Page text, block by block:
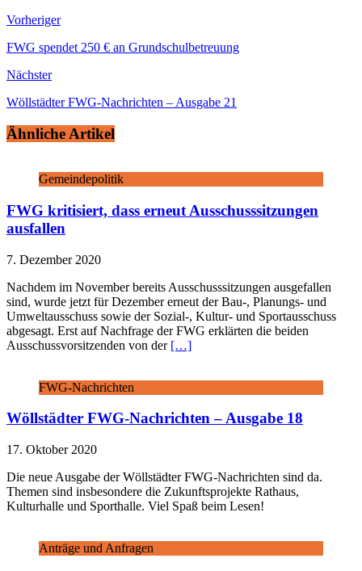
Vorheriger
FWG spendet 250 € an Grundschulbetreuung
Nächster
Wöllstädter FWG-Nachrichten – Ausgabe 21
Ähnliche Artikel
Gemeindepolitik
FWG kritisiert, dass erneut Ausschusssitzungen
ausfallen
7. Dezember 2020
Nachdem im November bereits Ausschusssitzungen ausgefallen
sind, wurde jetzt für Dezember erneut der Bau-, Planungs- und
Umweltausschuss sowie der Sozial-, Kultur- und Sportausschuss
abgesagt. Erst auf Nachfrage der FWG erklärten die beiden
Ausschussvorsitzenden von der […]
FWG-Nachrichten
Wöllstädter FWG-Nachrichten – Ausgabe 18
17. Oktober 2020
Die neue Ausgabe der Wöllstädter FWG-Nachrichten sind da.
Themen sind insbesondere die Zukunftsprojekte Rathaus,
Kulturhalle und Sporthalle. Viel Spaß beim Lesen!
Anträge und Anfragen